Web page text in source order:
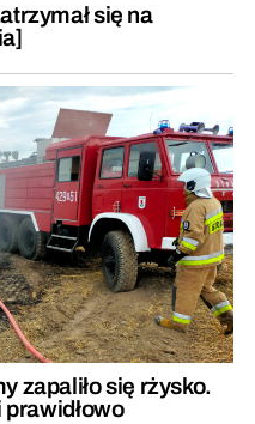
się na
zapaliło się rżysko.
prawidłowo